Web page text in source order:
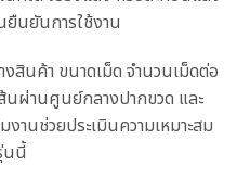
นยันการใช้งาน
สินค้า ขนาดเม็ด จำนวนเม็ดต่อ
นผ่านศูนย์กลางปากขวด และ
านช่วยประเมินความเหมาะสม
นนี้